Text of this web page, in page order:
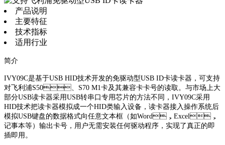
产品说明
主要特征
技术指标
适用行业
简介
IVY09C是基于USB HID技术开发的免驱动型USB ID卡读卡器，可支持
对飞利浦S50、S70 M1卡及其兼容卡卡号的读取。与市场上大
部分USB读卡器采用USB转串口专用芯片的方法不同，IVY09C采用
HID技术把读卡器模拟成一个HID类输入设备，读卡器接入操作系统后
模拟USB键盘的数据格式向任意文本框（如Word，Excel，
记事本等）输出卡号，用户无需安装任何驱动程序，实现了真正的即
插即用。